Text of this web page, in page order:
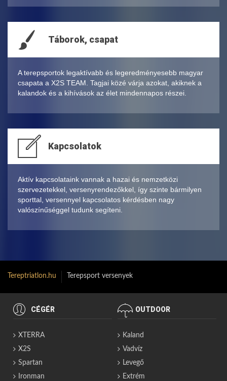
Táborok, csapat
A terepsportok legaktívabb és legeredményesebb magyar
csapata a X2S TEAM. Tagjai közé várja azokat, akiknek a
kalandok és a kihívások az élet mindennapos részei.
Kapcsolatok
Aktív kapcsolataink vannak a hazai és nemzetközi
szervezetekkel, versenyrendezőkkel, így szinte bármilyen
sporttal, versennyel kapcsolatos kérdésben nagy
valószínűséggel tudunk segíteni.
Tereptriatlon.hu Terepsport versenyek
CÉGÉR
XTERRA
X2S
Spartan
Ironman
OUTDOOR
Kaland
Vadvíz
Levegő
Extrém